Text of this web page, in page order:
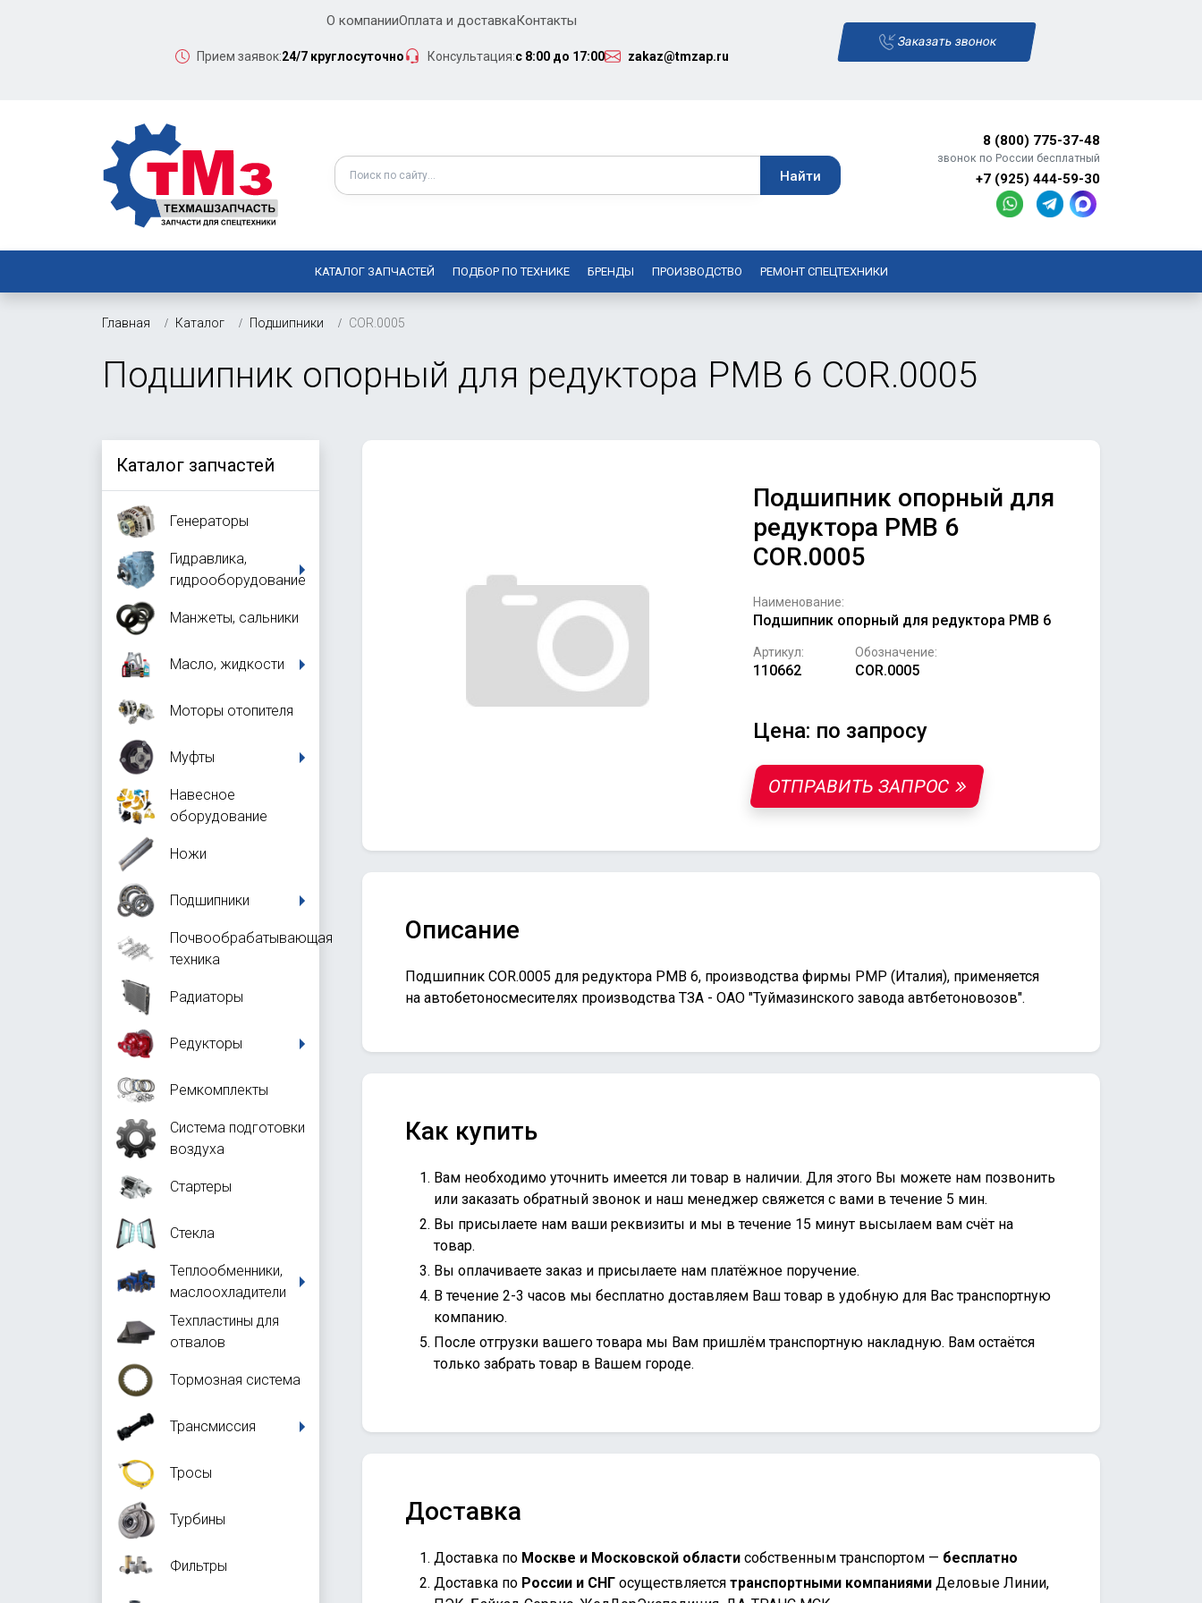
О компанииОплата и доставкаКонтакты
Прием заявок:24/7 круглосуточно Консультация:с 8:00 до 17:00 zakaz@tmzap.ru
Заказать звонок
8 (800) 775-37-48
звонок по России бесплатный
+7 (925) 444-59-30
КАТАЛОГ ЗАПЧАСТЕЙ ПОДБОР ПО ТЕХНИКЕ БРЕНДЫ ПРОИЗВОДСТВО РЕМОНТ СПЕЦТЕХНИКИ
Главная Каталог Подшипники COR.0005
Подшипник опорный для редуктора РМВ 6 COR.0005
Каталог запчастей
Генераторы
Гидравлика,
гидрооборудование
Манжеты, сальники
Масло, жидкости
Моторы отопителя
Муфты
Навесное
оборудование
Ножи
Подшипники
Почвообрабатывающая
техника
Радиаторы
Редукторы
Ремкомплекты
Система подготовки
воздуха
Стартеры
Стекла
Теплообменники,
маслоохладители
Техпластины для
отвалов
Тормозная система
Трансмиссия
Тросы
Турбины
Фильтры
Подшипник опорный для
редуктора РМВ 6
COR.0005
Наименование:
Подшипник опорный для редуктора РМВ 6
Артикул:
110662
Обозначение:
COR.0005
Цена: по запросу
ОТПРАВИТЬ ЗАПРОС
Описание
Подшипник COR.0005 для редуктора PMB 6, производства фирмы РМР (Италия), применяется
на автобетоносмесителях производства ТЗА - ОАО "Туймазинского завода автбетоновозов".
Как купить
Вам необходимо уточнить имеется ли товар в наличии. Для этого Вы можете нам позвонить
или заказать обратный звонок и наш менеджер свяжется с вами в течение 5 мин.
Вы присылаете нам ваши реквизиты и мы в течение 15 минут высылаем вам счёт на
товар.
Вы оплачиваете заказ и присылаете нам платёжное поручение.
В течение 2-3 часов мы бесплатно доставляем Ваш товар в удобную для Вас транспортную
компанию.
После отгрузки вашего товара мы Вам пришлём транспортную накладную. Вам остаётся
только забрать товар в Вашем городе.
Доставка
Доставка по Москве и Московской области собственным транспортом — бесплатно
Доставка по России и СНГ осуществляется транспортными компаниями Деловые Линии,